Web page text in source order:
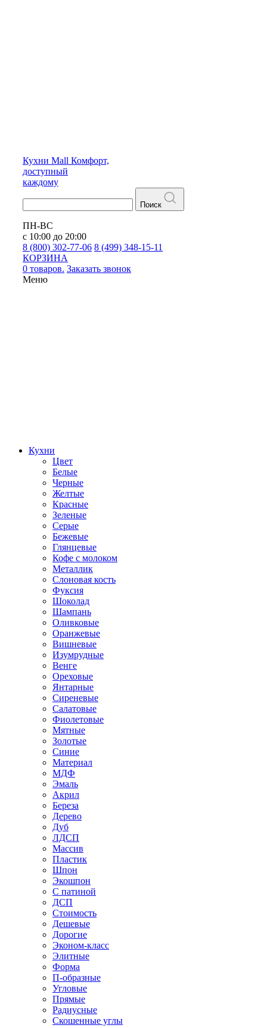
Кухни Mall Комфорт,
доступный
каждому
Поиск
ПН-ВС
с 10:00 до 20:00
8 (800) 302-77-06 8 (499) 348-15-11
КОРЗИНА
0 товаров. Заказать звонок
Меню
Кухни
Цвет
Белые
Черные
Желтые
Красные
Зеленые
Серые
Бежевые
Глянцевые
Кофе с молоком
Металлик
Слоновая кость
Фуксия
Шоколад
Шампань
Оливковые
Оранжевые
Вишневые
Изумрудные
Венге
Ореховые
Янтарные
Сиреневые
Салатовые
Фиолетовые
Мятные
Золотые
Синие
Материал
МДФ
Эмаль
Акрил
Береза
Дерево
Дуб
ЛДСП
Массив
Пластик
Шпон
Экошпон
С патиной
ДСП
Стоимость
Дешевые
Дорогие
Эконом-класс
Элитные
Форма
П-образные
Угловые
Прямые
Радиусные
Скошенные углы